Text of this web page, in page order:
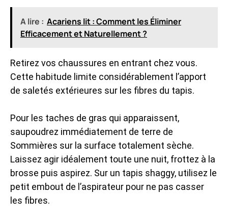
A lire : Acariens lit : Comment les Éliminer
Efficacement et Naturellement ?
Retirez vos chaussures en entrant chez vous.
Cette habitude limite considérablement l’apport
de saletés extérieures sur les fibres du tapis.
Pour les taches de gras qui apparaissent,
saupoudrez immédiatement de terre de
Sommières sur la surface totalement sèche.
Laissez agir idéalement toute une nuit, frottez à la
brosse puis aspirez. Sur un tapis shaggy, utilisez le
petit embout de l’aspirateur pour ne pas casser
les fibres.